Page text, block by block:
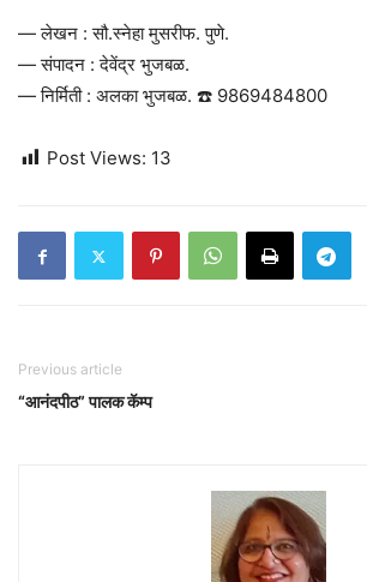
— लेखन : सौ.स्नेहा मुसरीफ. पुणे.
— संपादन : देवेंद्र भुजबळ.
— निर्मिती : अलका भुजबळ. ☎️ 9869484800
Post Views: 13
Previous article
“आनंदपीठ” पालक कॅम्प